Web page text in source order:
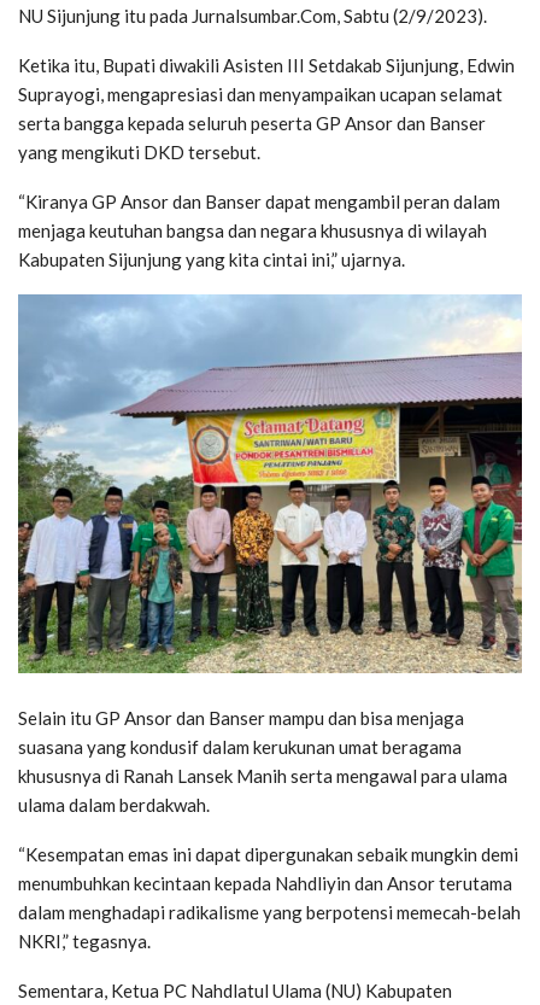
NU Sijunjung itu pada Jurnalsumbar.Com, Sabtu (2/9/2023).
Ketika itu, Bupati diwakili Asisten III Setdakab Sijunjung, Edwin
Suprayogi, mengapresiasi dan menyampaikan ucapan selamat
serta bangga kepada seluruh peserta GP Ansor dan Banser
yang mengikuti DKD tersebut.
“Kiranya GP Ansor dan Banser dapat mengambil peran dalam
menjaga keutuhan bangsa dan negara khususnya di wilayah
Kabupaten Sijunjung yang kita cintai ini,” ujarnya.
Selain itu GP Ansor dan Banser mampu dan bisa menjaga
suasana yang kondusif dalam kerukunan umat beragama
khususnya di Ranah Lansek Manih serta mengawal para ulama
ulama dalam berdakwah.
“Kesempatan emas ini dapat dipergunakan sebaik mungkin demi
menumbuhkan kecintaan kepada Nahdliyin dan Ansor terutama
dalam menghadapi radikalisme yang berpotensi memecah-belah
NKRI,” tegasnya.
Sementara, Ketua PC Nahdlatul Ulama (NU) Kabupaten